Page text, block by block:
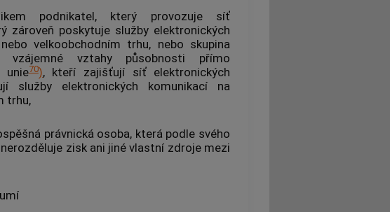
podnikatel, který provozuje síť
zároveň poskytuje služby elektronických
velkoobchodním trhu, nebo skupina
vzájemné vztahy působnosti přímo
unie70), kteří zajišťují síť elektronických
služby elektronických komunikacína
trhu,
právnická osoba, která podle svého
zisk ani jiné vlastní zdroje mezi